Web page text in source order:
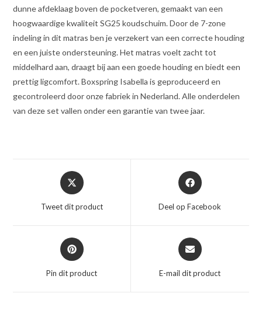
dunne afdeklaag boven de pocketveren, gemaakt van een
hoogwaardige kwaliteit SG25 koudschuim. Door de 7-zone
indeling in dit matras ben je verzekert van een correcte houding
en een juiste ondersteuning. Het matras voelt zacht tot
middelhard aan, draagt bij aan een goede houding en biedt een
prettig ligcomfort. Boxspring Isabella is geproduceerd en
gecontroleerd door onze fabriek in Nederland. Alle onderdelen
van deze set vallen onder een garantie van twee jaar.
Opent
in
nieuw
Tweet dit product
Opent
in
nieuw
Deel op Facebook
Opent
in
nieuw
Pin dit product
Opent
in
nieuw
E-mail dit product